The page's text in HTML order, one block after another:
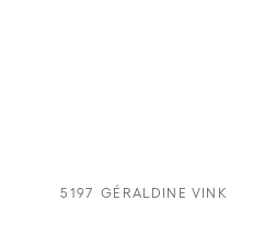
5197 GÉRALDINE VINK